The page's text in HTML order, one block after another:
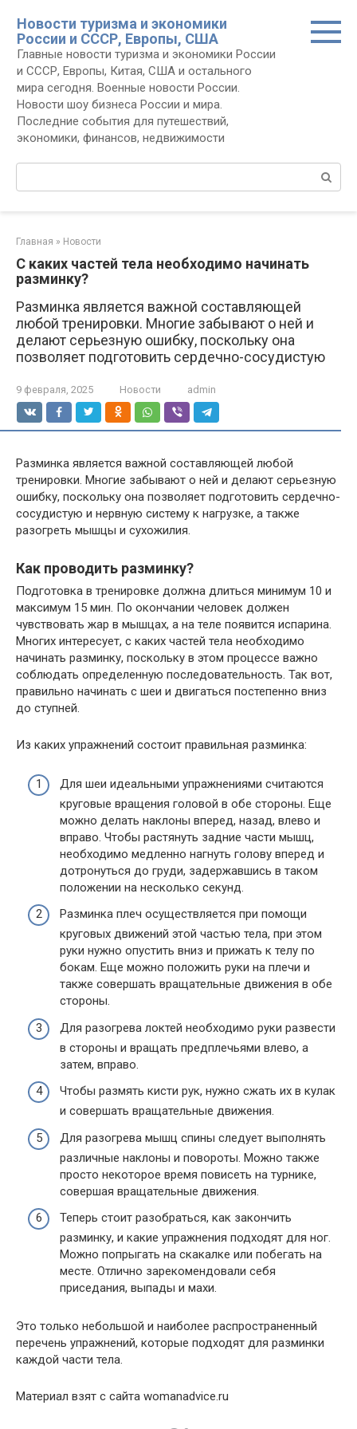
контенту
Новости туризма и экономики
России и СССР, Европы, США
Главные новости туризма и экономики России
и СССР, Европы, Китая, США и остального
мира сегодня. Военные новости России.
Новости шоу бизнеса России и мира.
Последние события для путешествий,
экономики, финансов, недвижимости
Поиск:
Главная » Новости
С каких частей тела необходимо начинать
разминку?
Разминка является важной составляющей
любой тренировки. Многие забывают о ней и
делают серьезную ошибку, поскольку она
позволяет подготовить сердечно-сосудистую
9 февраля, 2025 Новости admin
Разминка является важной составляющей любой
тренировки. Многие забывают о ней и делают серьезную
ошибку, поскольку она позволяет подготовить сердечно-
сосудистую и нервную систему к нагрузке, а также
разогреть мышцы и сухожилия.
Как проводить разминку?
Подготовка в тренировке должна длиться минимум 10 и
максимум 15 мин. По окончании человек должен
чувствовать жар в мышцах, а на теле появится испарина.
Многих интересует, с каких частей тела необходимо
начинать разминку, поскольку в этом процессе важно
соблюдать определенную последовательность. Так вот,
правильно начинать с шеи и двигаться постепенно вниз
до ступней.
Из каких упражнений состоит правильная разминка:
Для шеи идеальными упражнениями считаются
круговые вращения головой в обе стороны. Еще
можно делать наклоны вперед, назад, влево и
вправо. Чтобы растянуть задние части мышц,
необходимо медленно нагнуть голову вперед и
дотронуться до груди, задержавшись в таком
положении на несколько секунд.
Разминка плеч осуществляется при помощи
круговых движений этой частью тела, при этом
руки нужно опустить вниз и прижать к телу по
бокам. Еще можно положить руки на плечи и
также совершать вращательные движения в обе
стороны.
Для разогрева локтей необходимо руки развести
в стороны и вращать предплечьями влево, а
затем, вправо.
Чтобы размять кисти рук, нужно сжать их в кулак
и совершать вращательные движения.
Для разогрева мышц спины следует выполнять
различные наклоны и повороты. Можно также
просто некоторое время повисеть на турнике,
совершая вращательные движения.
Теперь стоит разобраться, как закончить
разминку, и какие упражнения подходят для ног.
Можно попрыгать на скакалке или побегать на
месте. Отлично зарекомендовали себя
приседания, выпады и махи.
Это только небольшой и наиболее распространенный
перечень упражнений, которые подходят для разминки
каждой части тела.
Материал взят с сайта womanadvice.ru